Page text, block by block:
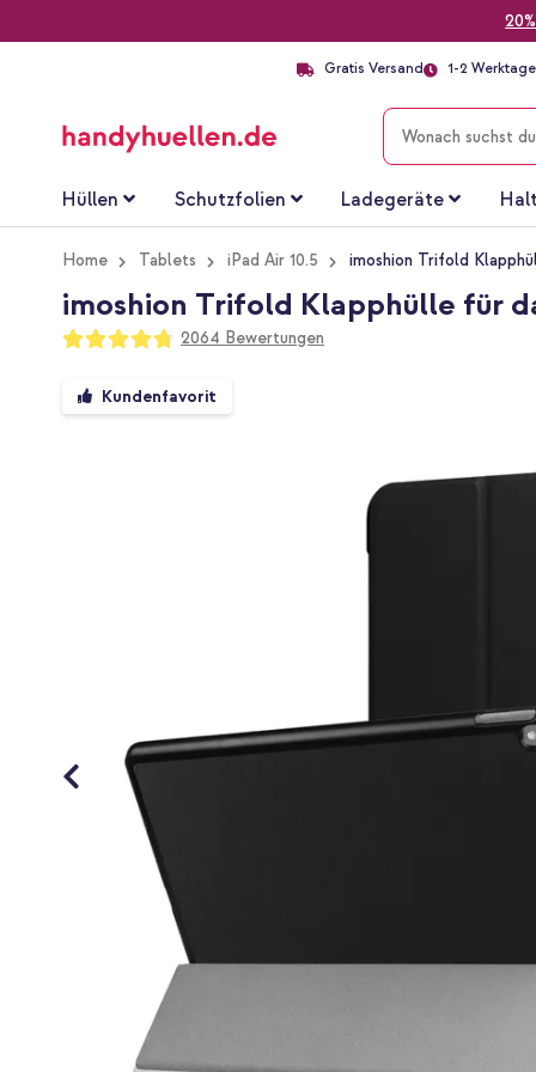
Gratis Versand 1-2
SUCHE
Hüllen Schutzfolien Ladegeräte
Home Tablets iPad Air 10.5 imoshion Trifold
imoshion Trifold Klapphülle für
Bewertung:
95
100
2064 Bewertungen
Zum
Ende
Kundenfavorit